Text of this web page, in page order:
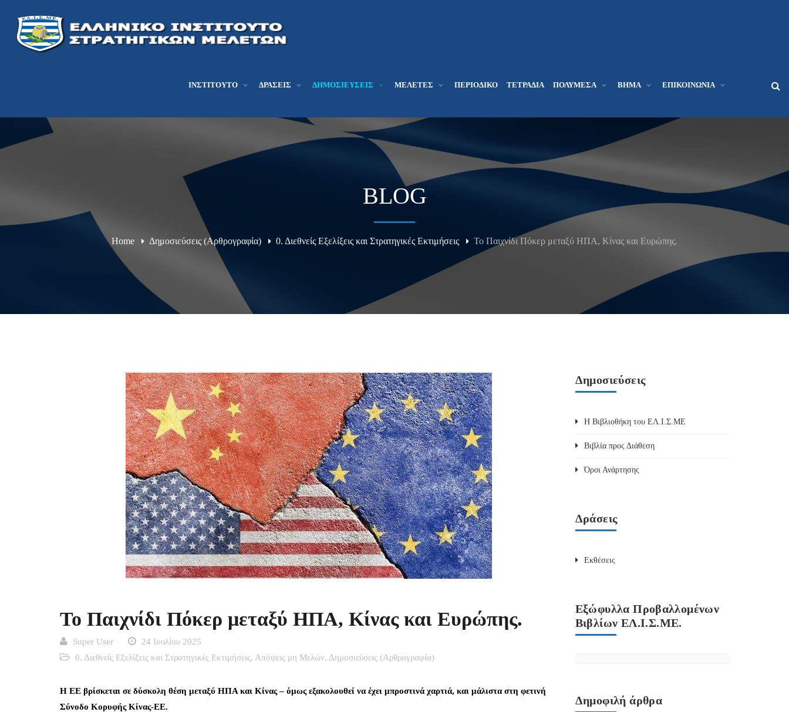
ΙΝΣΤΙΤΟΎΤΟ ΔΡΆΣΕΙΣ ΔΗΜΟΣΙΕΎΣΕΙΣ ΜΕΛΕΤΕΣ ΠΕΡΙΟΔΙΚΌ ΤΕΤΡΆΔΙΑ ΠΟΛΥΜΈΣΑ ΒΉΜΑ ΕΠΙΚΟΙΝΩΝΊΑ
BLOG
Home Δημοσιεύσεις (Αρθρογραφία) 0. Διεθνείς Εξελίξεις και Στρατηγικές Εκτιμήσεις Το Παιχνίδι Πόκερ μεταξύ ΗΠΑ, Κίνας και Ευρώπης.
Το Παιχνίδι Πόκερ μεταξύ ΗΠΑ, Κίνας και Ευρώπης.
Super User
24 Ιουλίου 2025
0. Διεθνείς Εξελίξεις και Στρατηγικές Εκτιμήσεις, Απόψεις μη Μελών, Δημοσιεύσεις (Αρθρογραφία)
Η ΕΕ βρίσκεται σε δύσκολη θέση μεταξύ ΗΠΑ και Κίνας – όμως εξακολουθεί να έχει μπροστινά χαρτιά, και μάλιστα στη φετινή
Σύνοδο Κορυφής Κίνας‑ΕΕ.
Δημοσιεύσεις
Η Βιβλιοθήκη του ΕΛ.Ι.Σ.ΜΕ
Βιβλία προς Διάθεση
Όροι Ανάρτησης
Δράσεις
Εκθέσεις
Εξώφυλλα Προβαλλομένων
Βιβλίων ΕΛ.Ι.Σ.ΜΕ.
Δημοφιλή άρθρα